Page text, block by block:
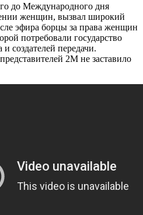
до Международного дня
женщин, вызвал широкий
эфира борцы за права женщин
потребовали государство
создателей передачи.
2М не заставило